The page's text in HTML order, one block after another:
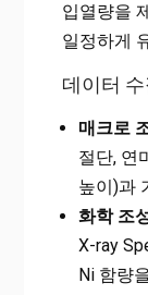
입열량을
일정하게
데이터
매크로
절단, 연
높이)과
화학 조
X-ray
Ni 함량